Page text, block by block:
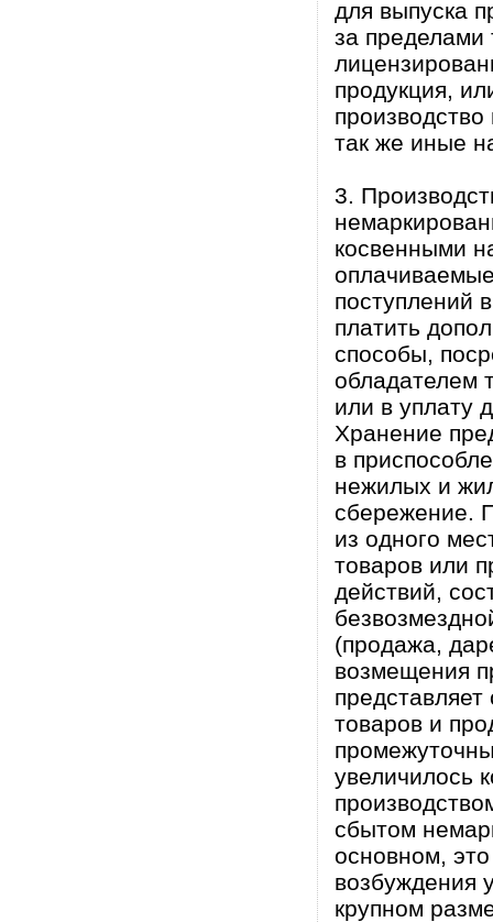
для выпуска
за пределами
продукция,
так же иные
3.
косвенными
поступлений
платить
способы,
обладателем
или в уплату
Хранение
в
нежилых и
сбережение.
из одного
товаров или
действий,
(продажа,
возмещения
товаров и
увеличилось
сбытом
основном,
возбуждения
крупном